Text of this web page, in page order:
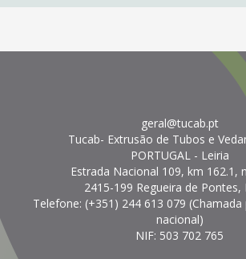
geral@tucab.pt
Tucab- Extrusão de Tubos e
PORTUGAL- Leiria
Estrada Nacional 109, km 162.1,
2415-199 Regueira de Pontes,
Telefone: (+351) 244 613 079
nacional)
NIF: 503 702 765